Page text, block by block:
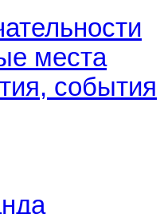
места
события